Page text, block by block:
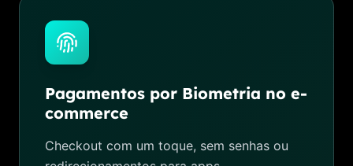
Pagamentos por Biometria no e-
commerce
Checkout com um toque, sem senhas ou